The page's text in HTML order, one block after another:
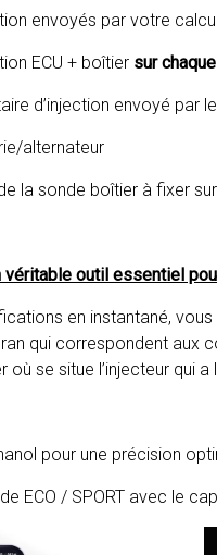
envoyés par votre
ECU + boîtier sur
d’injection envoyé par
alternateur
la sonde boîtier à fixer
véritable outil essentiel
en instantané,
qui correspondent aux
où se situe l’injecteur qui
pour une précision
ECO / SPORT avec le